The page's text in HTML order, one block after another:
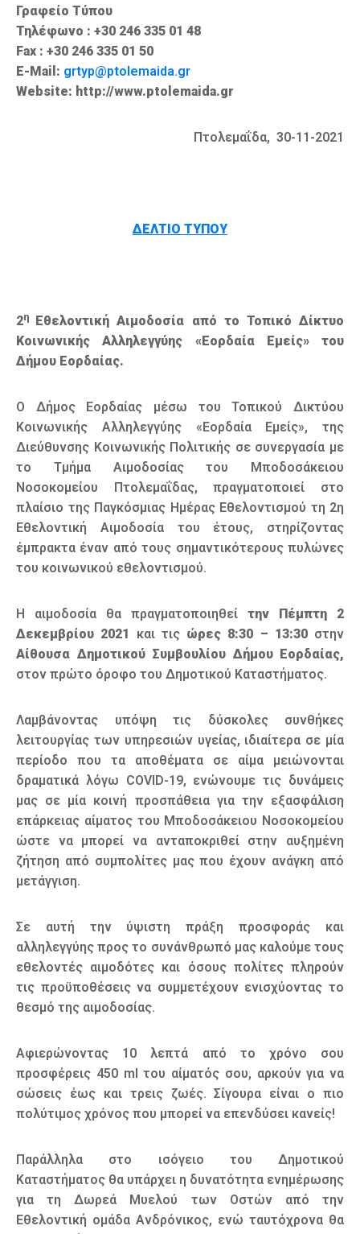
Γραφείο Τύπου
Τηλέφωνο : +30 246 335 01 48
Fax : +30 246 335 01 50
E-Mail: grtyp@ptolemaida.gr
Website: http://www.ptolemaida.gr
Πτολεμαΐδα, 30-11-2021
ΔΕΛΤΙΟ ΤΥΠΟΥ
2η
Εθελοντική Αιμοδοσία από το Τοπικό Δίκτυο
Κοινωνικής Αλληλεγγύης «Εορδαία Εμείς» του
Δήμου Εορδαίας.
Ο Δήμος Εορδαίας μέσω του Τοπικού Δικτύου
Κοινωνικής Αλληλεγγύης «Εορδαία Εμείς», της
Διεύθυνσης Κοινωνικής Πολιτικής σε συνεργασία με
το Τμήμα Αιμοδοσίας του Μποδοσάκειου
Νοσοκομείου Πτολεμαΐδας, πραγματοποιεί στο
πλαίσιο της Παγκόσμιας Ημέρας Εθελοντισμού τη 2η
Εθελοντική Αιμοδοσία του έτους, στηρίζοντας
έμπρακτα έναν από τους σημαντικότερους πυλώνες
του κοινωνικού εθελοντισμού.
Η αιμοδοσία θα πραγματοποιηθεί την Πέμπτη 2
Δεκεμβρίου 2021 και τιςώρες 8:30 – 13:30 στην
Αίθουσα Δημοτικού Συμβουλίου Δήμου Εορδαίας,
στον πρώτο όροφο του Δημοτικού Καταστήματος.
Λαμβάνοντας υπόψη τις δύσκολες συνθήκες
λειτουργίας των υπηρεσιών υγείας, ιδιαίτερα σε μία
περίοδο που τα αποθέματα σε αίμα μειώνονται
δραματικά λόγω COVID-19, ενώνουμε τις δυνάμεις
μας σε μία κοινή προσπάθεια για την εξασφάλιση
επάρκειας αίματος του Μποδοσάκειου Νοσοκομείου
ώστε να μπορεί να ανταποκριθεί στην αυξημένη
ζήτηση από συμπολίτες μας που έχουν ανάγκη από
μετάγγιση.
Σε αυτή την ύψιστη πράξη προσφοράς και
αλληλεγγύης προς το συνάνθρωπό μας καλούμε τους
εθελοντές αιμοδότες και όσους πολίτες πληρούν
τις προϋποθέσεις να συμμετέχουν ενισχύοντας το
θεσμό της αιμοδοσίας.
Αφιερώνοντας 10 λεπτά από το χρόνο σου
προσφέρεις 450 ml του αίματός σου, αρκούν για να
σώσεις έως και τρεις ζωές. Σίγουρα είναι ο πιο
πολύτιμος χρόνος που μπορεί να επενδύσει κανείς!
Παράλληλα στο ισόγειο του Δημοτικού
Καταστήματος θα υπάρχει η δυνατότητα ενημέρωσης
για τη Δωρεά Μυελού των Οστών από την
Εθελοντική ομάδα Ανδρόνικος, ενώ ταυτόχρονα θα